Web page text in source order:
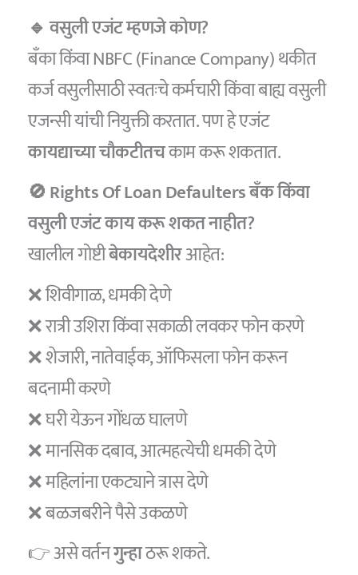
🔹 वसुली एजंट म्हणजे कोण?
बँका किंवा NBFC (Finance Company) थकीत
कर्ज वसुलीसाठी स्वतःचे कर्मचारी किंवा बाह्य वसुली
एजन्सी यांची नियुक्ती करतात. पण हे एजंट
कायद्याच्या चौकटीतचकाम करू शकतात.
🚫 Rights Of Loan Defaultersबँक किंवा
वसुली एजंट काय करू शकत नाहीत?
खालील गोष्टीबेकायदेशीरआहेत:
❌ शिवीगाळ, धमकी देणे
❌ रात्री उशिरा किंवा सकाळी लवकर फोन करणे
❌ शेजारी, नातेवाईक, ऑफिसला फोन करून
बदनामी करणे
❌ घरी येऊन गोंधळ घालणे
❌ मानसिक दबाव, आत्महत्येची धमकी देणे
❌ महिलांना एकट्याने त्रास देणे
❌ बळजबरीने पैसे उकळणे
👉 असे वर्तनगुन्हाठरू शकते.